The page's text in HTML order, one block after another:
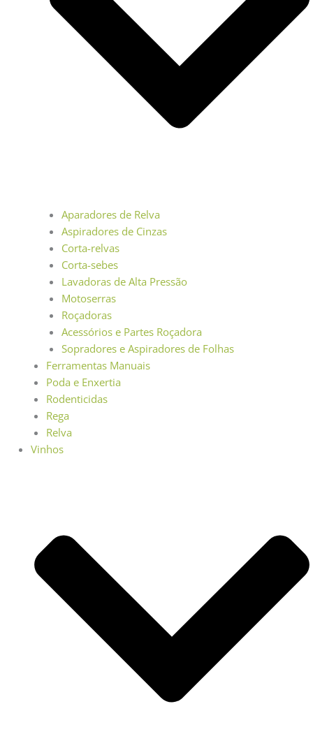
Aparadores de Relva
Aspiradores de Cinzas
Corta-relvas
Corta-sebes
Lavadoras de Alta Pressão
Motoserras
Roçadoras
Acessórios e Partes Roçadora
Sopradores e Aspiradores de Folhas
Ferramentas Manuais
Poda e Enxertia
Rodenticidas
Rega
Relva
Vinhos